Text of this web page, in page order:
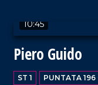
10:45
Piero Guido
ST 1 PUNTATA 196